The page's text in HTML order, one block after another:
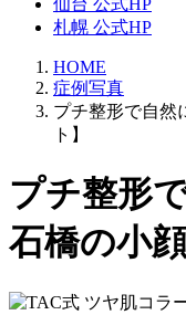
仙台 公式HP
札幌 公式HP
HOME
症例写真
プチ整形で自然
ト】
プチ整形
石橋の小